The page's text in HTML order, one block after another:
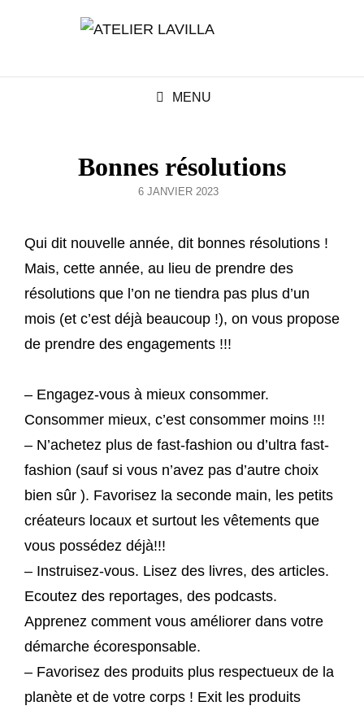
MENU
Bonnes résolutions
POSTED
6 JANVIER 2023
Qui dit nouvelle année, dit bonnes résolutions !
Mais, cette année, au lieu de prendre des
résolutions que l’on ne tiendra pas plus d’un
mois (et c’est déjà beaucoup !), on vous propose
de prendre des engagements !!!
– Engagez-vous à mieux consommer.
Consommer mieux, c’est consommer moins !!!
– N’achetez plus de fast-fashion ou d’ultra fast-
fashion (sauf si vous n’avez pas d’autre choix
bien sûr ). Favorisez la seconde main, les petits
créateurs locaux et surtout les vêtements que
vous possédez déjà!!!
– Instruisez-vous. Lisez des livres, des articles.
Ecoutez des reportages, des podcasts.
Apprenez comment vous améliorer dans votre
démarche écoresponsable.
– Favorisez des produits plus respectueux de la
planète et de votre corps ! Exit les produits